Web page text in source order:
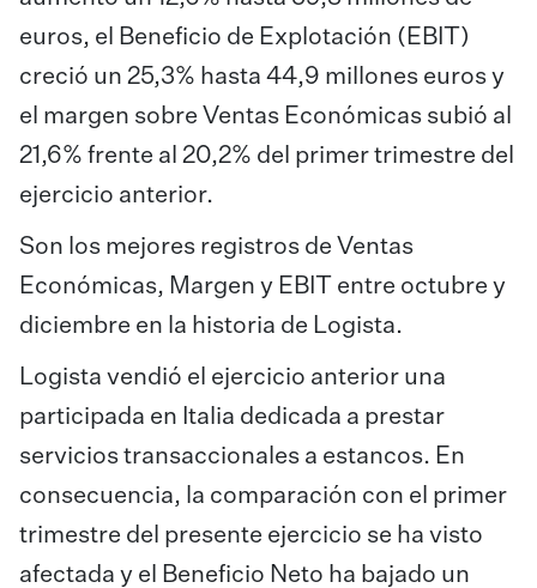
euros, el Beneficio de Explotación (EBIT)
creció un 25,3% hasta 44,9 millones euros y
el margen sobre Ventas Económicas subió al
21,6% frente al 20,2% del primer trimestre del
ejercicio anterior.
Son los mejores registros de Ventas
Económicas, Margen y EBIT entre octubre y
diciembre en la historia de Logista.
Logista vendió el ejercicio anterior una
participada en Italia dedicada a prestar
servicios transaccionales a estancos. En
consecuencia, la comparación con el primer
trimestre del presente ejercicio se ha visto
afectada y el Beneficio Neto ha bajado un